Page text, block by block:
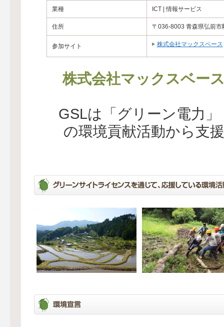
業種 ICT | 情報サービス
住所 〒036-8003 青森県弘前
参加サイト 株式会社マックスベース
株式会社マックスベー
GSLは「グリーン電力
の環境貢献活動から支